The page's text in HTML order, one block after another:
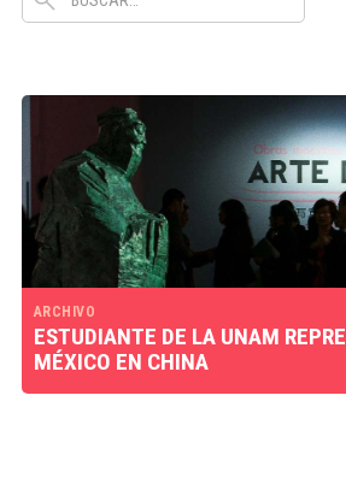
ARCHIVO
ESTUDIANTE DE LA UNAM
MÉXICO EN CHINA